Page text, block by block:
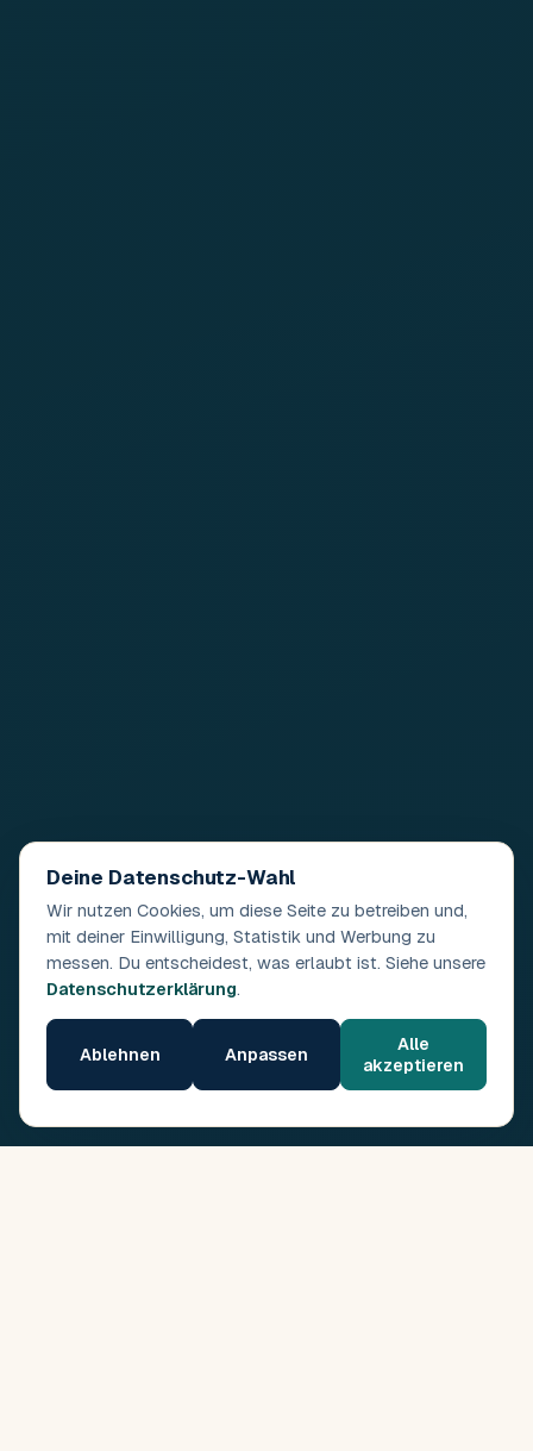
Deine Datenschutz-Wahl
Wir nutzen Cookies, um diese Seite zu betreiben und,
mit deiner Einwilligung, Statistik und Werbung zu
messen. Du entscheidest, was erlaubt ist. Siehe unsere
Datenschutzerklärung.
Ablehnen Anpassen
Alle
akzeptieren